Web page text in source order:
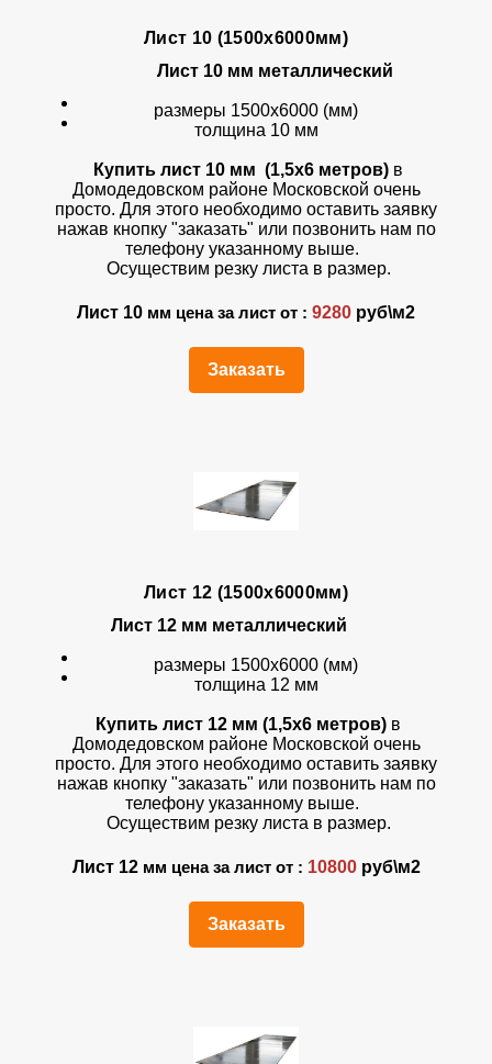
Лист 10 (1500х6000мм)
Лист 10 мм металлический
размеры 1500х6000 (мм)
толщина 10 мм
Купить лист 10 мм (1,5х6 метров) в
Домодедовском районе Московской очень
просто. Для этого необходимо оставить заявку
нажав кнопку "заказать" или позвонить нам по
телефону указанному выше.
Осуществим резку листа в размер.
Лист 10 мм цена за лист от : 9280 руб\м2
Заказать
Лист 12 (1500х6000мм)
Лист 12 мм металлический
размеры 1500х6000 (мм)
толщина 12 мм
Купить лист 12 мм (1,5х6 метров) в
Домодедовском районе Московской очень
просто. Для этого необходимо оставить заявку
нажав кнопку "заказать" или позвонить нам по
телефону указанному выше.
Осуществим резку листа в размер.
Лист 12 мм цена за лист от : 10800руб\м2
Заказать